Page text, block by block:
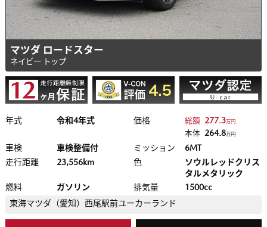
マツダ ロードスター
ネイビー トップ
年式 令和4年式 価格 総額 277.3万円
本体 264.8万円
車検 車検整備付 ミッション
6MT
走行距離
23,556km 色
ソウルレッドクリス
タルメタリック
燃料
ガソリン 排気量
1500cc
東海マツダ（愛知） 西尾駅前ユーカーランド